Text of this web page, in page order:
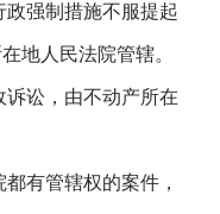
强制措施不服提起
地人民法院管辖。
讼，由不动产所在
有管辖权的案件，